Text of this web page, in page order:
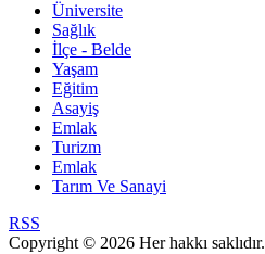
Üniversite
Sağlık
İlçe - Belde
Yaşam
Eğitim
Asayiş
Emlak
Turizm
Emlak
Tarım Ve Sanayi
RSS
Copyright © 2026 Her hakkı saklıdır.